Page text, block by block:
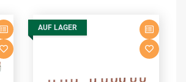
AUF LAGER